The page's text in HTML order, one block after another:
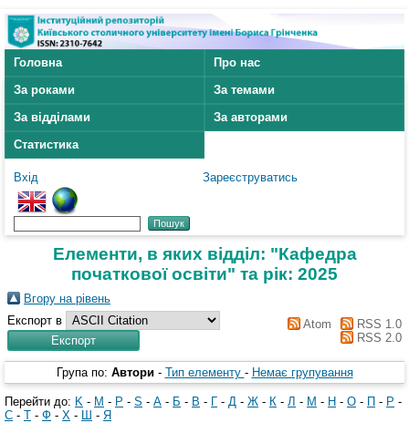
Головна
Про нас
За роками
За темами
За відділами
За авторами
Статистика
Вхід Зареєструватись
Елементи, в яких відділ: "Кафедра
початкової освіти" та рік: 2025
Вгору на рівень
Експорт в
Atom
RSS 1.0
RSS 2.0
Група по: Автори- Тип елементу - Немає групування
Перейти до: K - M - P - S - А - Б - В - Г - Д - Ж - К - Л - М - Н - О - П - Р -
С - Т - Ф - Х - Ш - Я